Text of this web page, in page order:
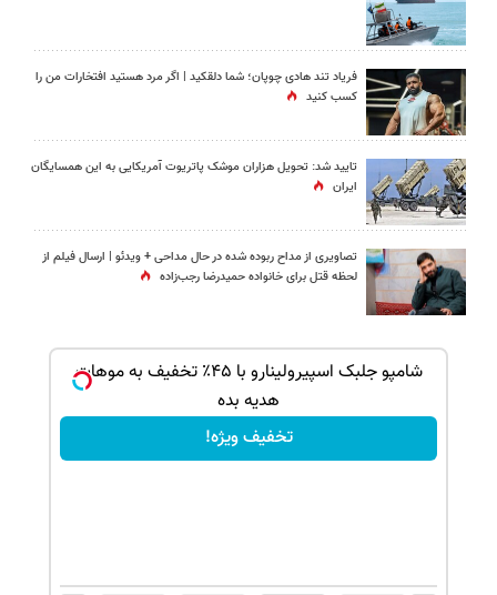
فریاد تند هادی چوپان؛‌ شما دلقکید | اگر مرد هستید افتخارات من را
کسب کنید
تایید شد: تحویل هزاران موشک پاتریوت آمریکایی به این همسایگان
ایران
تصاویری از مداح ربوده شده در حال مداحی + ویدئو | ارسال فیلم از
لحظه قتل برای خانواده‌ حمیدرضا رجب‌زاده
شامپو جلبک اسپیرولینارو با ۴۵٪ تخفیف به موهات
هدیه بده
تخفیف ویژه!